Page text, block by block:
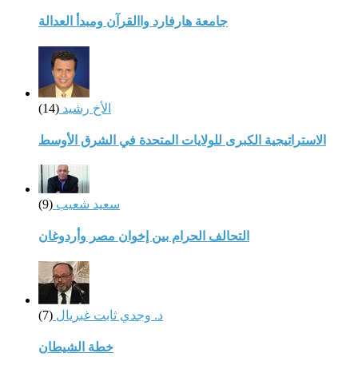
جامعة هارفارد واالقرآن ومبدأ العدالة
الأخ رشيد (14)
الاستراتيجية الكبرى للولايات المتحدة في الشرق الأوسط
سعيد شعيب (9)
التحالف الحرام بين إخوان مصر وأردوغان
د. وجدي ثابت غبريال (7)
خطة الشيطان